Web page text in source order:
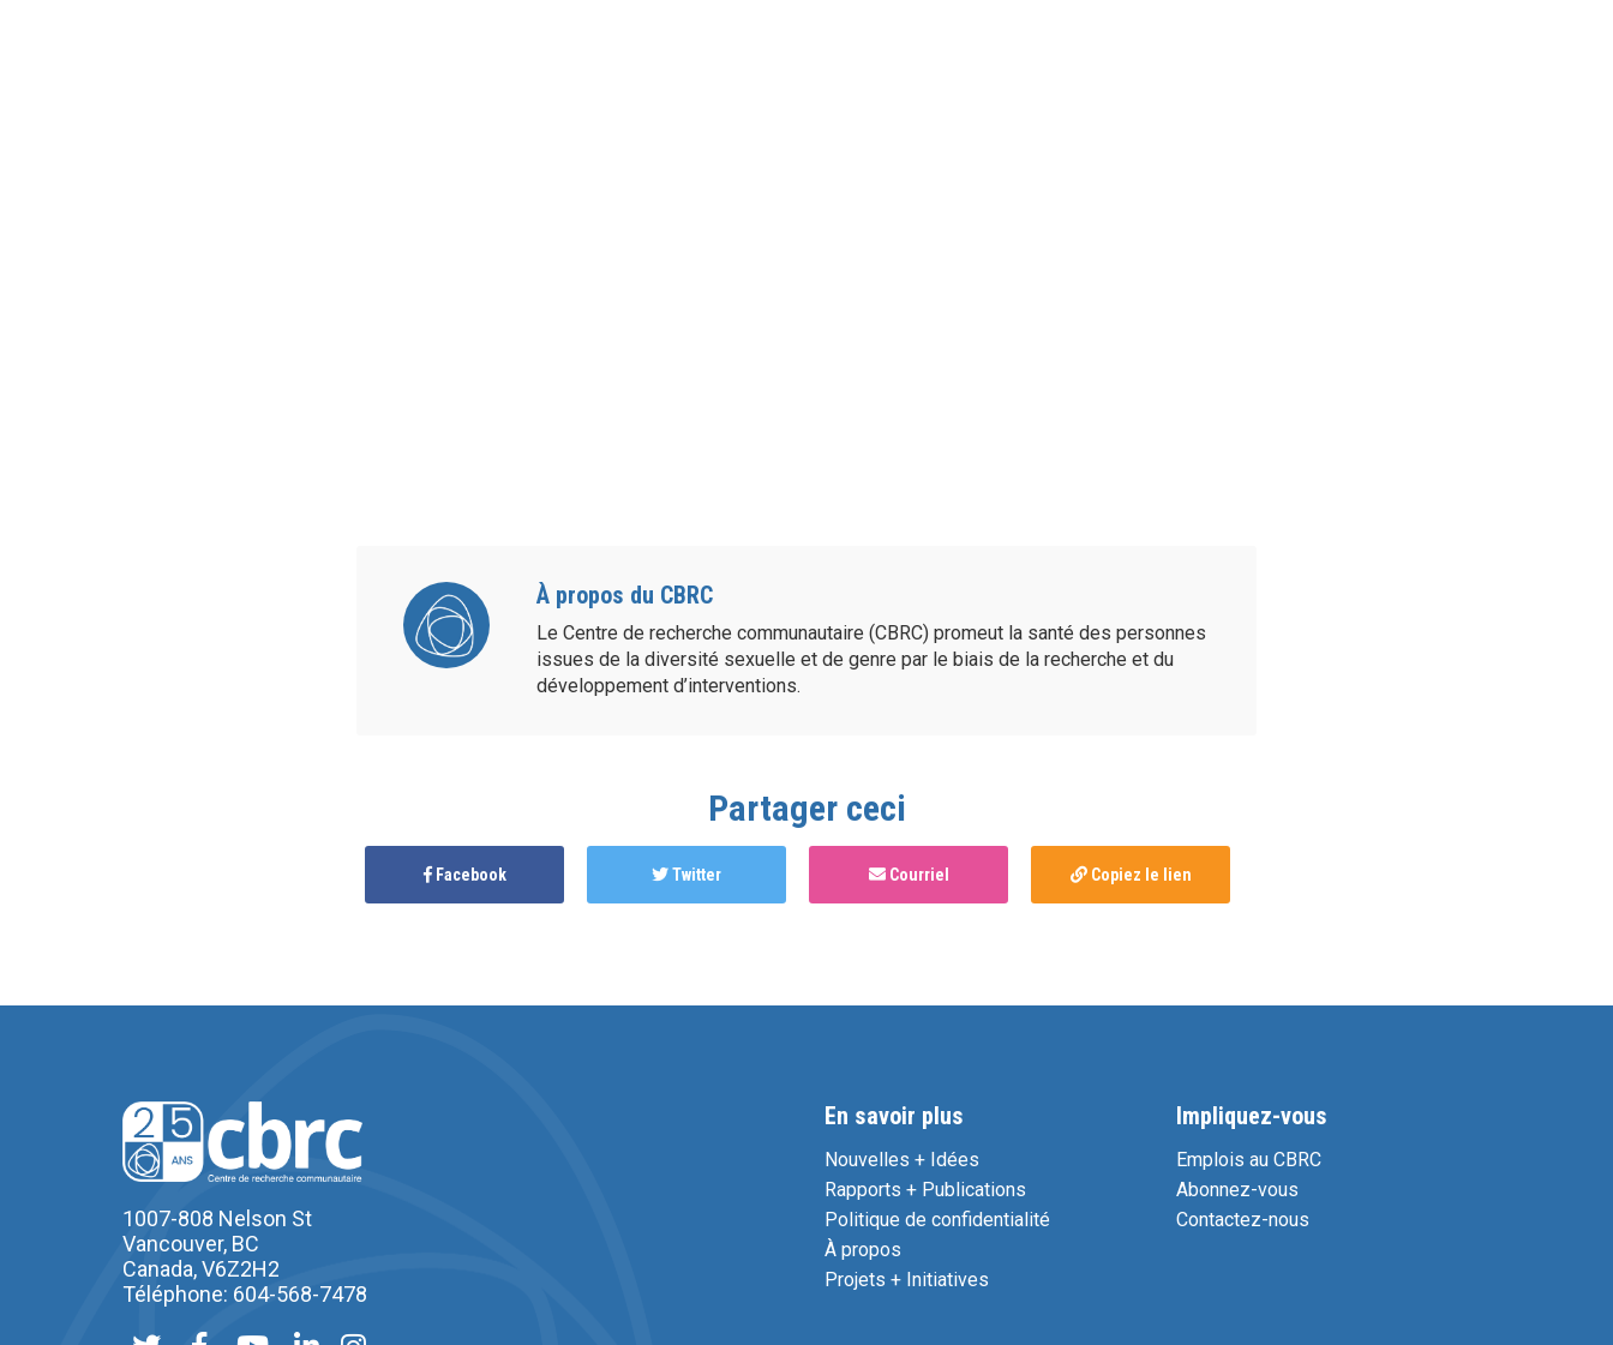
À propos du CBRC
Le Centre de recherche communautaire (CBRC) promeut la santé des personnes
issues de la diversité sexuelle et de genre par le biais de la recherche et du
développement d’interventions.
Partager ceci
Facebook Twitter Courriel Copiez le lien
1007-808 Nelson St
Vancouver, BC
Canada, V6Z2H2
Téléphone: 604-568-7478
En savoir plus
Nouvelles + Idées
Rapports + Publications
Politique de confidentialité
À propos
Projets + Initiatives
Impliquez-vous
Emplois au CBRC
Abonnez-vous
Contactez-nous